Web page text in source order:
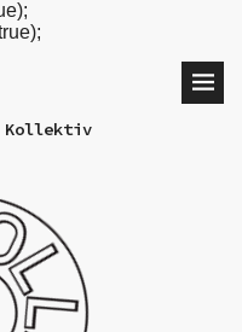
Kollektiv